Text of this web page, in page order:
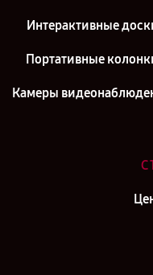
Интерактивные
Портативные
Камеры